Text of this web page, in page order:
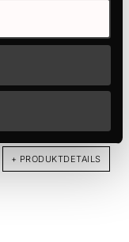
+ PRODUKTDETAILS